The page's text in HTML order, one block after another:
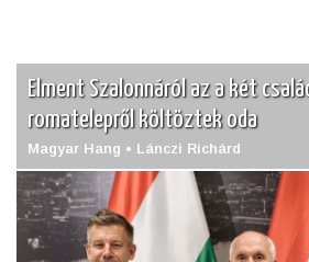
Elment Szalonnáról az a két
romatelepről költöztek oda
Magyar Hang • Lánczi Richárd